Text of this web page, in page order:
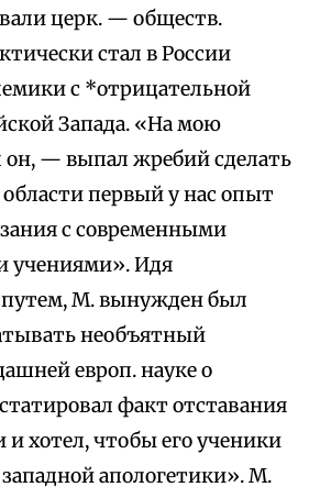
церк. — обществ.
стал в России
с *отрицательной
Запада. «На мою
— выпал жребий сделать
первый у нас опыт
с современными
учениями». Идя
М. вынужден был
необъятный
европ. науке о
факт отставания
и хотел, чтобы его ученики
апологетики». М.